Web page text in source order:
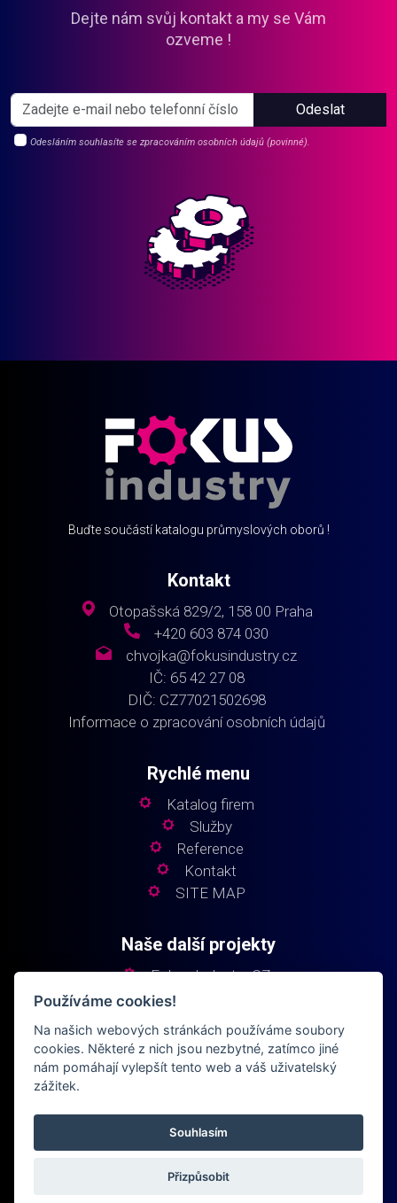
Dejte nám svůj kontakt a my se Vám
ozveme !
Odeslat
Odesláním souhlasíte se zpracováním osobních údajů (povinné).
Buďte součástí katalogu průmyslových oborů !
Kontakt
Otopašská 829/2, 158 00 Praha
+420 603 874 030
chvojka@fokusindustry.cz
IČ: 65 42 27 08
DIČ: CZ77021502698
Informace o zpracování osobních údajů
Rychlé menu
Katalog firem
Služby
Reference
Kontakt
SITE MAP
Naše další projekty
Fokus Industry CZ
Fokus Industry SK
Fokus Elektro
Fokus Building
© 2024fokusindustry.czVšechna práva vyhrazena
Používáme cookies!
Na našich webových stránkách používáme soubory
cookies. Některé z nich jsou nezbytné, zatímco jiné
nám pomáhají vylepšít tento web a váš uživatelský
zážitek.
Souhlasím
Přizpůsobit